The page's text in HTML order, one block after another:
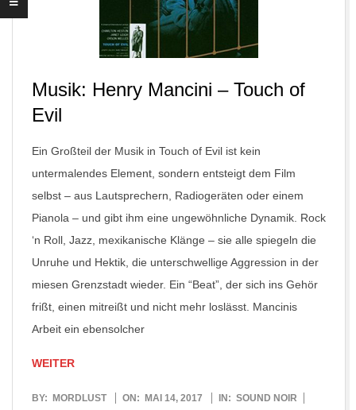
Musik: Henry Mancini – Touch of
Evil
Ein Großteil der Musik in Touch of Evil ist kein
untermalendes Element, sondern entsteigt dem Film
selbst – aus Lautsprechern, Radiogeräten oder einem
Pianola – und gibt ihm eine ungewöhnliche Dynamik. Rock
‘n Roll, Jazz, mexikanische Klänge – sie alle spiegeln die
Unruhe und Hektik, die unterschwellige Aggression in der
miesen Grenzstadt wieder. Ein “Beat”, der sich ins Gehör
frißt, einen mitreißt und nicht mehr loslässt. Mancinis
Arbeit ein ebensolcher
WEITER
2017-
BY: MORDLUST ON: MAI 14, 2017 IN: SOUND NOIR